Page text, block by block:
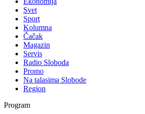
Svet
Sport
Kolumna
Čačak
Magazin
Servis
Radio Sloboda
Promo
Na talasima Slobode
Region
Program